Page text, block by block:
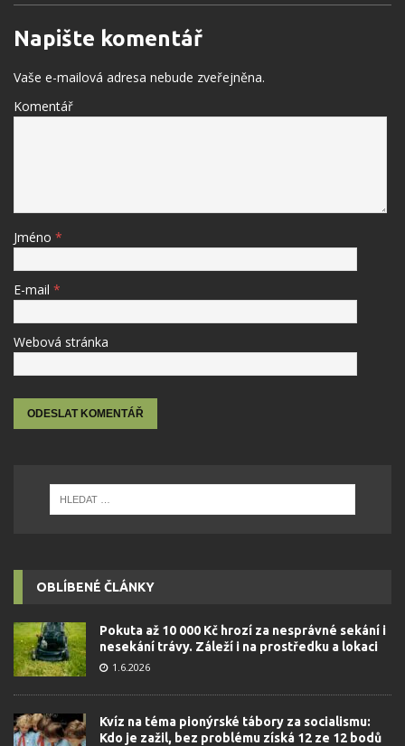
Napište komentář
Vaše e-mailová adresa nebude zveřejněna.
Komentář
Jméno *
E-mail *
Webová stránka
OBLÍBENÉ ČLÁNKY
Pokuta až 10 000 Kč hrozí za nesprávné sekání i
nesekání trávy. Záleží i na prostředku a lokaci
1.6.2026
Kvíz na téma pionýrské tábory za socialismu:
Kdo je zažil, bez problému získá 12 ze 12 bodů